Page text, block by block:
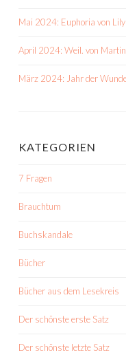
Mai 2024: Euphoria von
April 2024: Weil. von
März 2024: Jahr der
KATEGORIEN
7 Fragen
Brauchtum
Buchskandale
Bücher
Bücher aus dem Lesekreis
Der schönste erste Satz
Der schönste letzte Satz